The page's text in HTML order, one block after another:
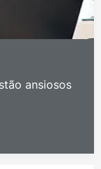
ansiosos